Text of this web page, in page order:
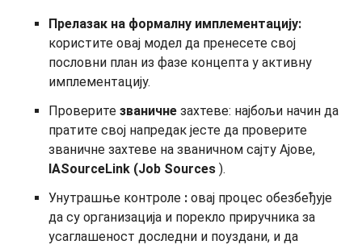
Прелазак на формалну имплементацију:
користите овај модел да пренесете свој
пословни план из фазе концепта у активну
имплементацију.
Проверите званичне захтеве: најбољи начин да
пратите свој напредак јесте да проверите
званичне захтеве на званичном сајту Ајове,
IASourceLink (Job Sources ).
Унутрашње контроле : овај процес обезбеђује
да су организација и порекло приручника за
усаглашеност доследни и поуздани, и да